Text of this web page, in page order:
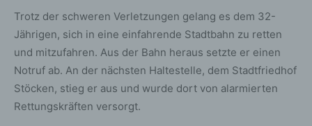
Trotz der schweren Verletzungen gelang es dem 32-
Jährigen, sich in eine einfahrende Stadtbahn zu retten
und mitzufahren. Aus der Bahn heraus setzte er einen
Notruf ab. An der nächsten Haltestelle, dem Stadtfriedhof
Stöcken, stieg er aus und wurde dort von alarmierten
Rettungskräften versorgt.